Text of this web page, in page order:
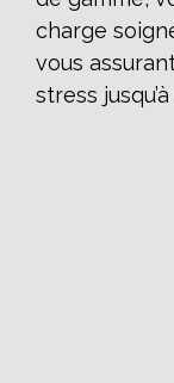
charge
vous
stress